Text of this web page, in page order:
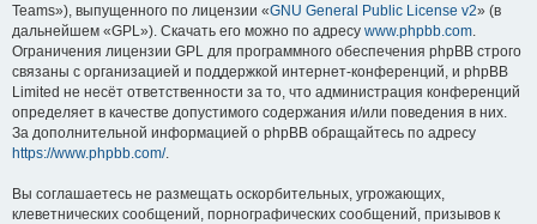
Teams»), выпущенного по лицензии «GNU General Public License v2» (в
дальнейшем «GPL»). Скачать его можно по адресу www.phpbb.com.
Ограничения лицензии GPL для программного обеспечения phpBB строго
связаны с организацией и поддержкой интернет-конференций, и phpBB
Limited не несёт ответственности за то, что администрация конференций
определяет в качестве допустимого содержания и/или поведения в них.
За дополнительной информацией о phpBB обращайтесь по адресу
https://www.phpbb.com/.
Вы соглашаетесь не размещать оскорбительных, угрожающих,
клеветнических сообщений, порнографических сообщений, призывов к